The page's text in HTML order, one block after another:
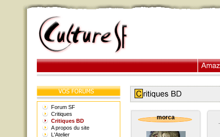
Forum SF
Critiques
Critiques BD
A propos du site
L'Atelier
morca